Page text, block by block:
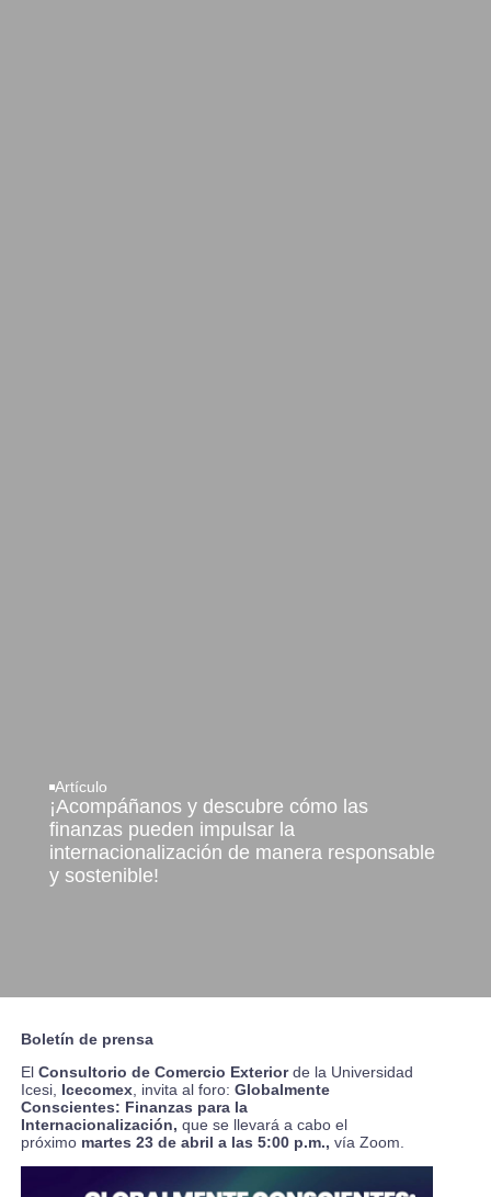
Artículo
¡Acompáñanos y descubre cómo las
finanzas pueden impulsar la
internacionalización de manera responsable
y sostenible!
Boletín de prensa
El Consultorio de Comercio Exteriorde la Universidad
Icesi, Icecomex, invita al foro: Globalmente
Conscientes: Finanzas para la
Internacionalización, que se llevará a cabo el
próximo martes 23 de abril a las 5:00 p.m., vía Zoom.